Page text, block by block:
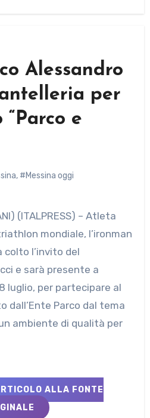
Alessandro
per
e
, #Messina oggi
mondiale, l’ironman
colto l’invito del
e sarà presente a
luglio, per partecipare al
dall’Ente Parco dal tema
ambiente di qualità per
ALLA FONTE